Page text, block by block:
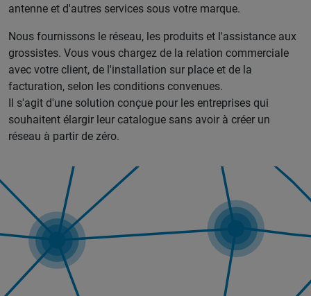
antenne et d'autres services sous votre marque.
Nous fournissons le réseau, les produits et l'assistance aux
grossistes. Vous vous chargez de la relation commerciale
avec votre client, de l'installation sur place et de la
facturation, selon les conditions convenues.
Il s'agit d'une solution conçue pour les entreprises qui
souhaitent élargir leur catalogue sans avoir à créer un
réseau à partir de zéro.